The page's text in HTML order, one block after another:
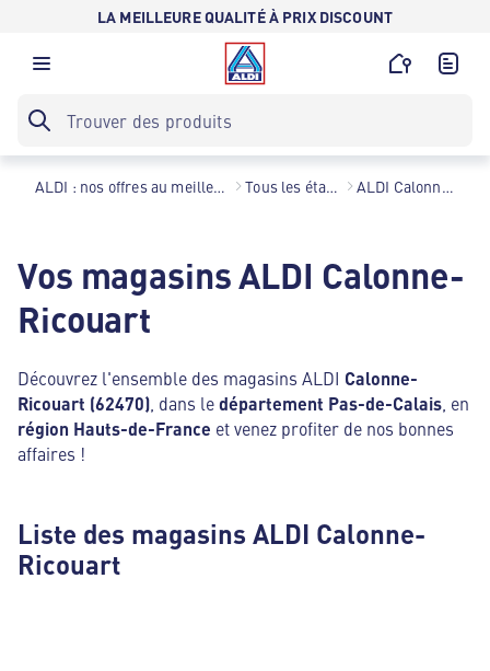
LA MEILLEURE QUALITÉ À PRIX DISCOUNT
ALDI : nos offres au meilleur prix toute l’année ! Tous les établissements ALDI Calonne-Ricouart
Vos magasins ALDI Calonne-
Ricouart
Découvrez l'ensemble des magasins ALDI Calonne-
Ricouart (62470) , dans ledépartement Pas-de-Calais , en
région Hauts-de-France et venez profiter de nos bonnes
affaires !
Liste des magasins ALDI Calonne-
Ricouart